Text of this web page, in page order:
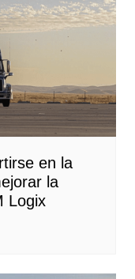
en la
la
Logix